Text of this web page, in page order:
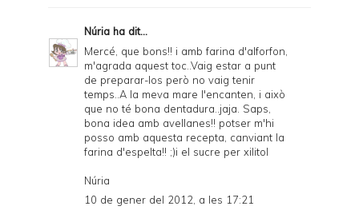
i
e
n
d
Núria ha dit...
Mercé, que bons!! i amb farina d'alforfon,
m'agrada aquest toc..Vaig estar a punt
de preparar-los però no vaig tenir
temps..A la meva mare l'encanten, i això
que no té bona dentadura..jaja. Saps,
bona idea amb avellanes!! potser m'hi
posso amb aquesta recepta, canviant la
farina d'espelta!! ;)i el sucre per xilitol
Núria
10 de gener del 2012, a les 17:21